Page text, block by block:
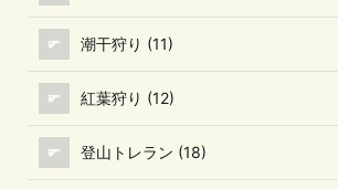
潮干狩り (11)
紅葉狩り (12)
登山トレラン (18)